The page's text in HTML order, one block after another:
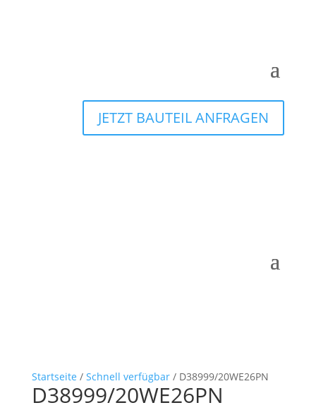
JETZT BAUTEIL ANFRAGEN
Startseite / Schnell verfügbar/ D38999/20WE26PN
D38999/20WE26PN